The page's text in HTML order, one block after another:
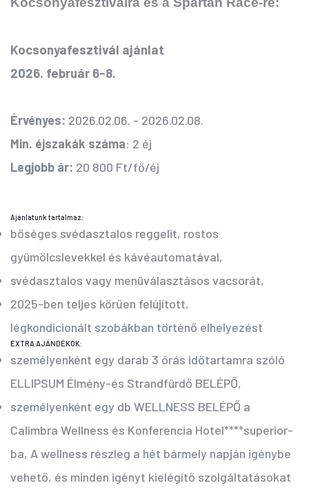
Kocsonyafesztivál ajánlat
2026. február 6-8.
Érvényes: 2026.02.06. - 2026.02.08.
Min. éjszakák száma: 2 éj
Legjobb ár: 20 800 Ft/fő/éj
Ajánlatunk tartalmaz:
bőséges svédasztalos reggelit, rostos
gyümölcslevekkel és kávéautomatával,
svédasztalos vagy menüválasztásos vacsorát,
2025-ben teljes körűen felújított,
légkondicionált szobákban történő elhelyezést
EXTRA AJÁNDÉKOK:
személyenként egy darab 3 órás időtartamra szóló
ELLIPSUM Élmény-és Strandfürdő BELÉPŐ,
személyenként egy db WELLNESS BELÉPŐ a
Calimbra Wellness és Konferencia Hotel****superior-
ba, A wellness részleg a hét bármely napján igénybe
vehető, és minden igényt kielégítő szolgáltatásokat